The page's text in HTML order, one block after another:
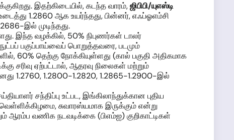
இதற்கிடையில், கடந்த வாரம்,ஜிபிபி/யுஎஸ்டி
1.2860 ஆக உயர்ந்தது, பின்னர், எஃப்ஓஎம்சி
இல் முடிந்தது.
இந்த வழக்கில், 50% நிபுணர்கள் டாலர்
பகுப்பாய்வைப் பொறுத்தவரை, படமும்
60% தெற்கு நோக்கியுள்ளது (கால் பகுதி அதிகமாக
சரிவு ஏற்பட்டால், ஆதரவு நிலைகள் மற்றும்
1.2760, 1.2800-1.2820, 1.2865-1.2900-இல்
சந்திப்பு உட்பட, இங்கிலாந்துக்கான புதிய
சுவாரஸ்யமாக இருக்கும் என்று
ஆரம்ப வணிக நடவடிக்கை (பிஎம்ஐ) குறிகாட்டிகள்